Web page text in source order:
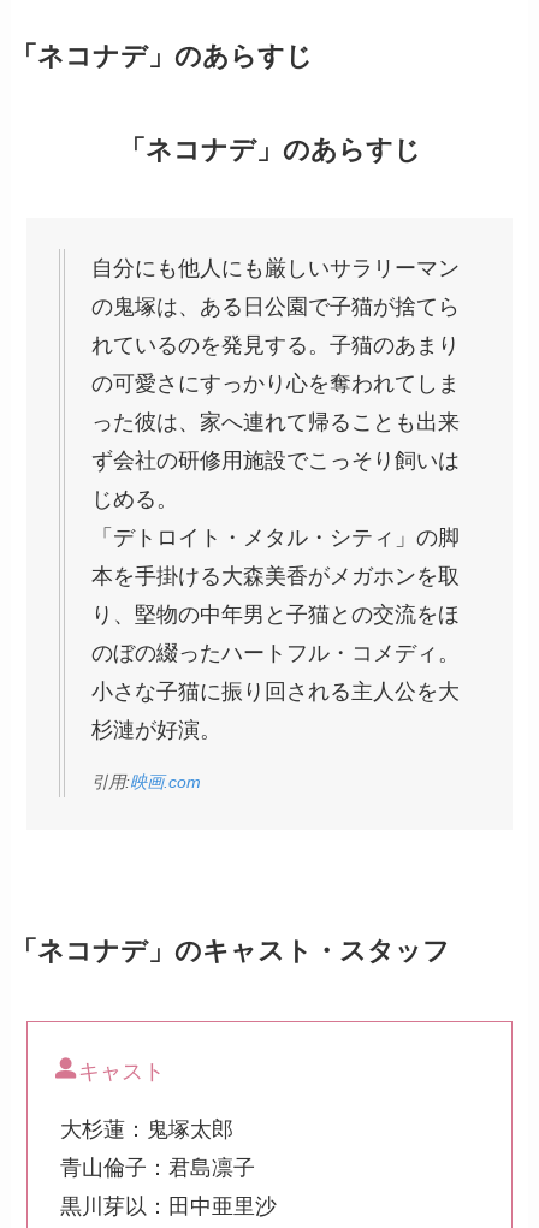
「ネコナデ」のあらすじ
「ネコナデ」のあらすじ
自分にも他人にも厳しいサラリーマン
の鬼塚は、ある日公園で子猫が捨てら
れているのを発見する。子猫のあまり
の可愛さにすっかり心を奪われてしま
った彼は、家へ連れて帰ることも出来
ず会社の研修用施設でこっそり飼いは
じめる。
「デトロイト・メタル・シティ」の脚
本を手掛ける大森美香がメガホンを取
り、堅物の中年男と子猫との交流をほ
のぼの綴ったハートフル・コメディ。
小さな子猫に振り回される主人公を大
杉漣が好演。
引用:映画.com
「ネコナデ」のキャスト・スタッフ
キャスト
大杉蓮：鬼塚太郎
青山倫子：君島凛子
黒川芽以：田中亜里沙